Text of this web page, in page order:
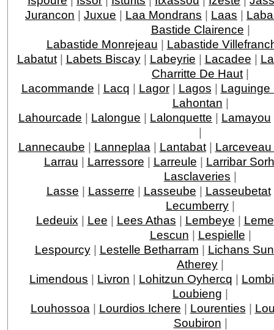
Jurancon | Juxue | Laa Mondrans | Laas |
Bastide Clairence |
Labastide Monrejeau | Labastide
Labatut| Labets Biscay| Labeyrie | Lacadee |
Charritte De Haut |
Lacommande | Lacq | Lagor| Lagos | Laguinge
Lahontan |
Lahourcade | Lalongue | Lalonquette | Lamayou
|
Lannecaube | Lanneplaa | Lantabat| Larceveau
Larrau | Larressore | Larreule | Larribar
Lasclaveries |
Lasse | Lasserre | Lasseube | Lasseubetat
Lecumberry |
Ledeuix | Lee | Lees Athas | Lembeye | Leme
Lescun | Lespielle |
Lespourcy| Lestelle Betharram | Lichans
Atherey |
Limendous | Livron | Lohitzun Oyhercq |
Loubieng |
Louhossoa | Lourdios Ichere | Lourenties |
Soubiron |